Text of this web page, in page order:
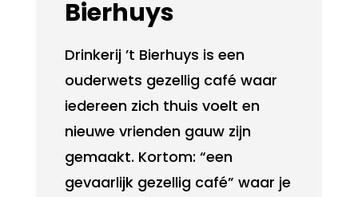
Bierhuys
Drinkerij ’t Bierhuys is een
ouderwets gezellig café waar
iedereen zich thuis voelt en
nieuwe vrienden gauw zijn
gemaakt. Kortom: “een
gevaarlijk gezellig café” waar je